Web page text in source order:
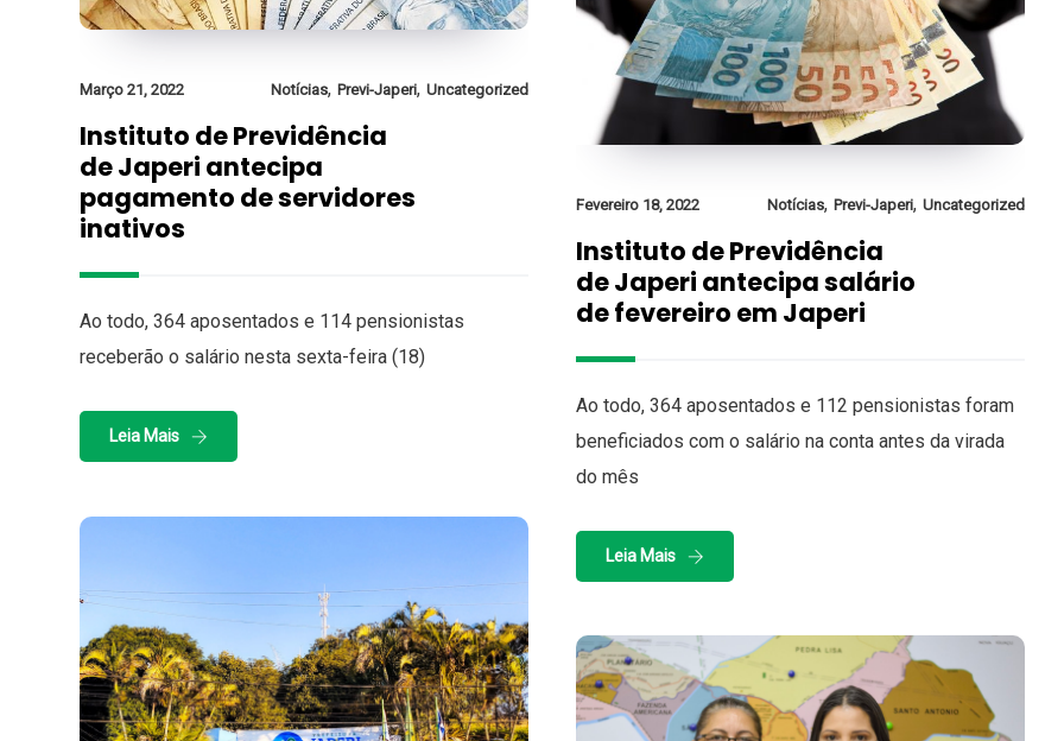
Março 21, 2022 Notícias, Previ-Japeri, Uncategorized
Instituto de Previdência
de Japeri antecipa
pagamento de servidores
inativos
Ao todo, 364 aposentados e 114 pensionistas
receberão o salário nesta sexta-feira (18)
Leia Mais
Fevereiro 18, 2022 Notícias, Previ-Japeri, Uncategorized
Instituto de Previdência
de Japeri antecipa salário
de fevereiro em Japeri
Ao todo, 364 aposentados e 112 pensionistas foram
beneficiados com o salário na conta antes da virada
do mês
Leia Mais